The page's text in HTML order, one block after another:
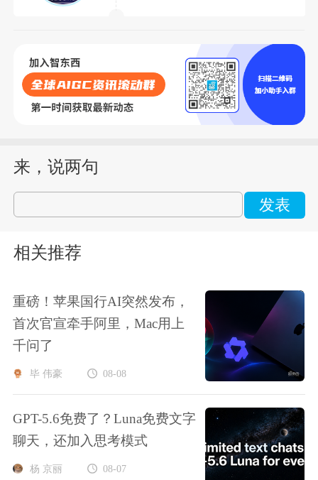
来，说两句
发表
相关推荐
重磅！苹果国行AI突然发布，
首次官宣牵手阿里，Mac用上
千问了
毕 伟豪 08-08
GPT-5.6免费了？Luna免费文字
聊天，还加入思考模式
杨 京丽 08-07